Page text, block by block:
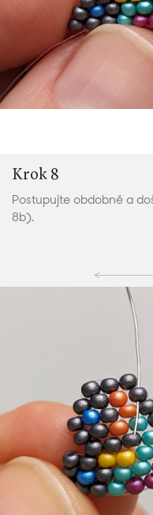
Krok 8
Postupujte obdobně a
8b).